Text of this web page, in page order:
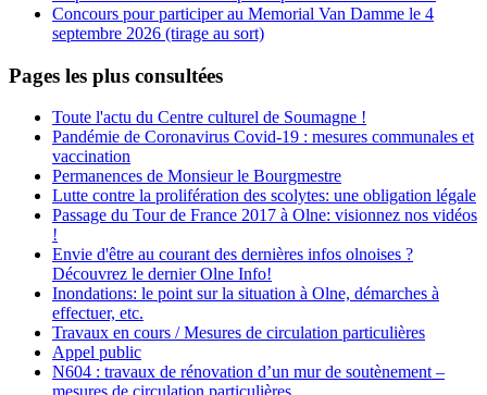
Concours pour participer au Memorial Van Damme le 4
septembre 2026 (tirage au sort)
Pages les plus consultées
Toute l'actu du Centre culturel de Soumagne !
Pandémie de Coronavirus Covid-19 : mesures communales et
vaccination
Permanences de Monsieur le Bourgmestre
Lutte contre la prolifération des scolytes: une obligation légale
Passage du Tour de France 2017 à Olne: visionnez nos vidéos
!
Envie d'être au courant des dernières infos olnoises ?
Découvrez le dernier Olne Info!
Inondations: le point sur la situation à Olne, démarches à
effectuer, etc.
Travaux en cours / Mesures de circulation particulières
Appel public
N604 : travaux de rénovation d’un mur de soutènement –